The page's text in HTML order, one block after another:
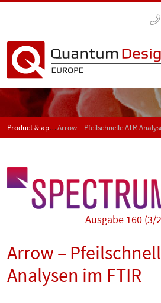
Product & application news - SPECTRUMArrow – Pfeilschnelle ATR-
Ausgabe 160 (3/
Arrow –
Analysen im FTIR